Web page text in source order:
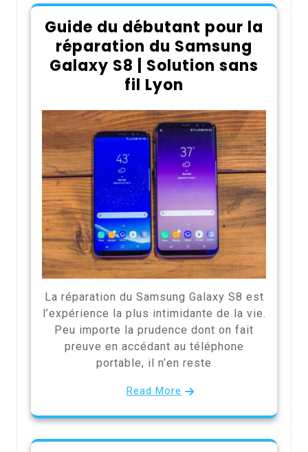
Guide du débutant pour la
réparation du Samsung
Galaxy S8 | Solution sans
fil Lyon
La réparation du Samsung Galaxy S8 est
l’expérience la plus intimidante de la vie.
Peu importe la prudence dont on fait
preuve en accédant au téléphone
portable, il n’en reste
Read More